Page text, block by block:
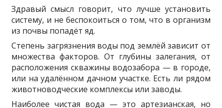
Здравый смысл говорит, что лучше установить
систему, и не беспокоиться о том, что в организм
из почвы попадёт яд.
Степень загрязнения воды под землёй зависит от
множества факторов. От глубины залегания, от
расположения скважины водозабора — в городе,
или на удалённом дачном участке. Есть ли рядом
животноводческие комплексы или заводы.
Наиболее чистая вода — это артезианская, но